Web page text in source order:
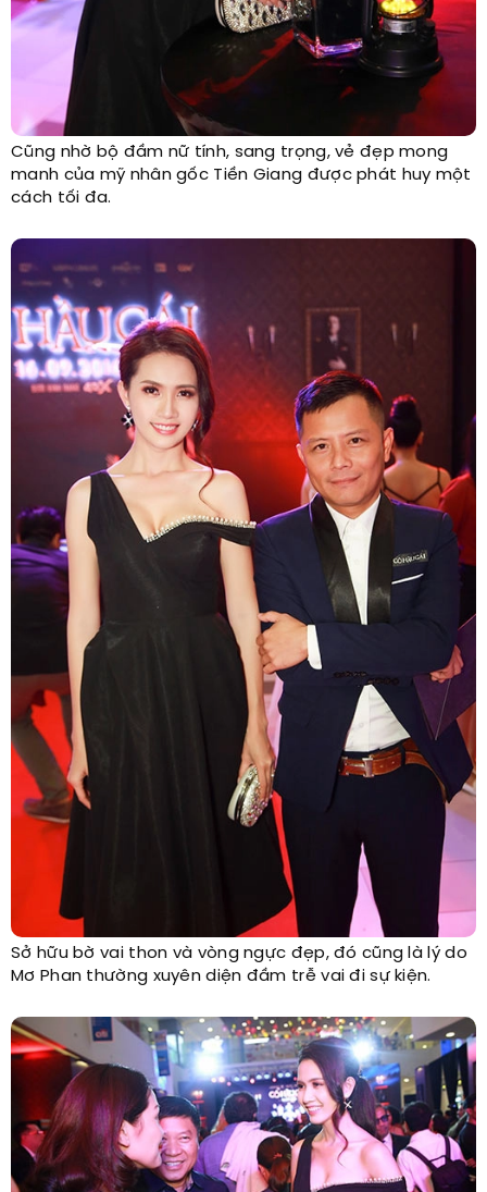
Cũng nhờ bộ đầm nữ tính, sang trọng, vẻ đẹp mong
manh của mỹ nhân gốc Tiền Giang được phát huy một
cách tối đa.
Sở hữu bờ vai thon và vòng ngực đẹp, đó cũng là lý do
Mơ Phan thường xuyên diện đầm trễ vai đi sự kiện.